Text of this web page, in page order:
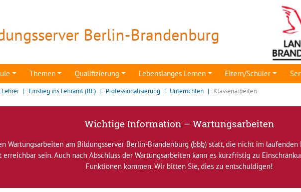
Berlin-Brandenburg
Themen Qualifizierung Lebenslanges Lernen Eltern/Schüler
Einstieg ins Lehramt (BE) Professionalisierung Unterrichten Klassenarbeiten
Wichtige Information – Wartungsarbeiten
Wartungsarbeiten am Bildungsserver Berlin-Brandenburg (bbb) statt, die nicht im
sein. Auch nach Abschluss der Wartungsarbeiten kann es kurzfristig zu
Funktionen kommen. Wir bitten Sie, dies zu entschuldigen!